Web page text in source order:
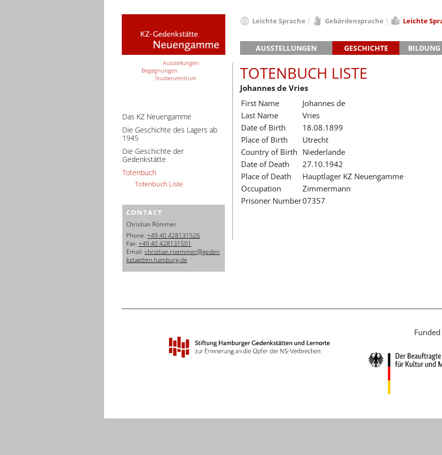
AUSSTELLUNGEN
Lager-SS
Klinkerwerk
Walther-Werke
Gefängnismauer
Haus des Gedenkens
GESCHICHTE
Die Geschichte des Lagers ab
Totenbuch
BILDUNG
Leichte Sprache
English
Dansk
Español
Italiano
Nederlands
Português
Türkçe
Yкраїнський
Русский
עברית
Gebärdensprache Leichte
TOTENBUCH LISTE
Johannes de Vries
First Name
Johannes de
Last Name
Vries
Date of Birth
18.08.1899
Place of Birth
Utrecht
Country of Birth Niederlande
Date of Death
27.10.1942
Place of Death
Hauptlager KZ Neuengamme
Occupation
Zimmermann
Prisoner Number07357
Ausstellungen
Begegnungen
Studienzentrum
Das KZ Neuengamme
Die Geschichte des Lagers ab
1945
Die Geschichte der
Gedenkstätte
Totenbuch
Totenbuch Liste
CONTACT
Christian Römmer
Phone: +49 40 428131526
Fax: +49 40 428131501
Email: christian.roemmer@geden
kstaetten.hamburg.de